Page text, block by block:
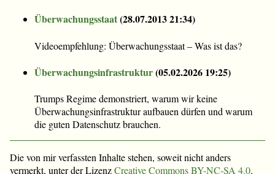
Überwachungsstaat(28.07.2013 21:34)
Videoempfehlung: Überwachungsstaat – Was ist das?
Überwachungsinfrastruktur(05.02.2026 19:25)
Trumps Regime demonstriert, warum wir keine
Überwachungsinfrastruktur aufbauen dürfen und warum
die guten Datenschutz brauchen.
Die von mir verfassten Inhalte stehen, soweit nicht anders
vermerkt, unter der LizenzCreative Commons BY-NC-SA 4.0.